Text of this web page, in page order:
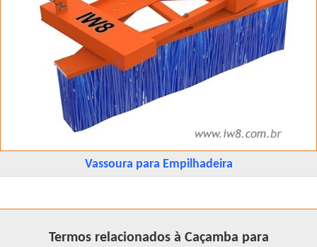
Vassoura para Empilhadeira
Termos relacionados à Caçamba para